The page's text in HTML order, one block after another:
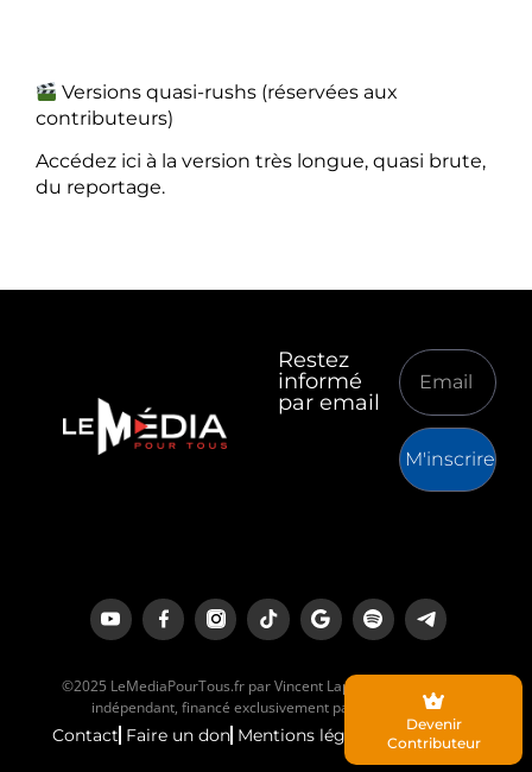
Versions quasi-rushs (réservées aux
contributeurs)
Accédez ici à la version très longue, quasi brute,
du reportage.
Restez
informé
par email
M'inscrire
©2025 LeMediaPourTous.fr par Vincent Lapierre est un média
indépendant, financé exclusivement par ses lecteurs.
Contact Faire un don Mentions légales
Devenir
Contributeur